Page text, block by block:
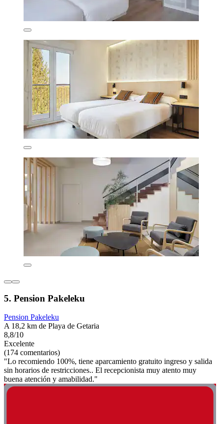
5. Pension Pakeleku
Pension Pakeleku
A 18,2 km de Playa de Getaria
8,8/10
Excelente
(174 comentarios)
"Lo recomiendo 100%, tiene aparcamiento gratuito ingreso y salida
sin horarios de restricciones.. El recepcionista muy atento muy
buena atención y amabilidad."